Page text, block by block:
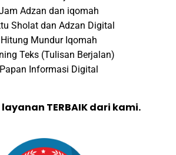
Adzan dan iqomah
Sholat dan Adzan Digital
Mundur Iqomah
Teks (Tulisan Berjalan)
Informasi Digital
TERBAIK dari kami.